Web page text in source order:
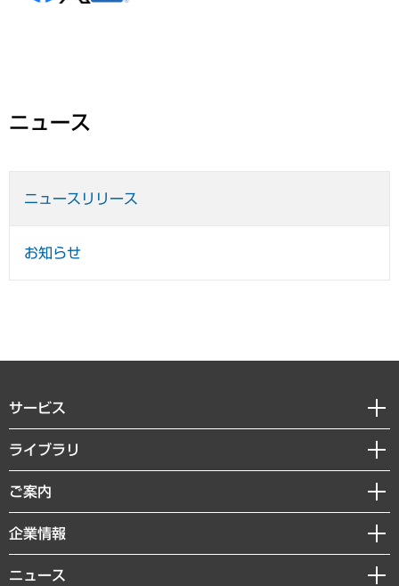
ニュース
ニュースリリース
お知らせ
サービス
経営戦略
組織・人事戦略
デジタルイノベーション
共生・ダイバーシティ
ライブラリ
経済調査
レポート
コラム
ご案内
セミナー・イベント情報
MUFGビジネスセミナー
受託案件情報
企業情報
私たちの想い
ニュース